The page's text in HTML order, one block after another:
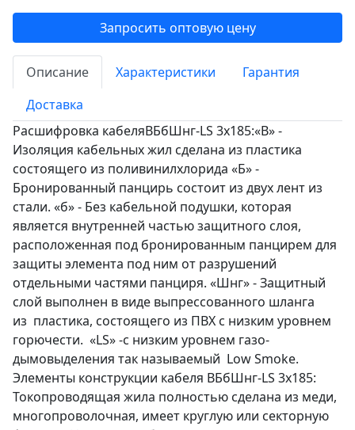
Запросить оптовую цену
Описание Характеристики
Гарантия
Доставка
Расшифровка кабеляВБбШнг-LS 3х185:«В» -
Изоляция кабельных жил сделана из пластика
состоящего из поливинилхлорида «Б» -
Бронированный панцирь состоит из двух лент из
стали. «б» - Без кабельной подушки, которая
является внутренней частью защитного слоя,
расположенная под бронированным панцирем для
защиты элемента под ним от разрушений
отдельными частями панциря. «Шнг» - Защитный
слой выполнен в виде выпрессованного шланга
из пластика, состоящего из ПВХ с низким уровнем
горючести. «LS» -с низким уровнем газо-
дымовыделения так называемый Low Smoke.
Элементы конструкции кабеля ВБбШнг-LS 3х185:
Токопроводящая жила полностью сделана из меди,
многопроволочная, имеет круглую или секторную